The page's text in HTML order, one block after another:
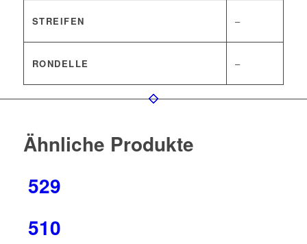
STREIFEN –
RONDELLE –
Ähnliche Produkte
529
510